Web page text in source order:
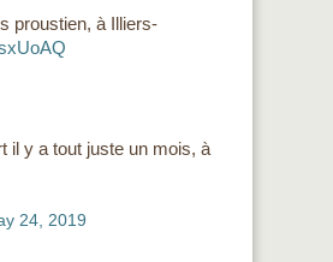
proustien, à Illiers-
il y a tout juste un mois, à
24, 2019